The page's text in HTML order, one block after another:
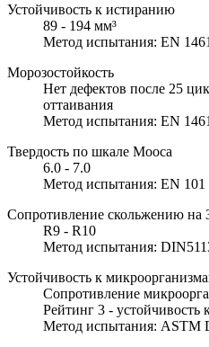
Устойчивость к истиранию
89 - 194 мм³
Метод испытания: EN
Морозостойкость
Нет дефектов после 25
оттаивания
Метод испытания: EN
Твердость по шкале Мооса
6.0 - 7.0
Метод испытания: EN 101
Сопротивление скольжению на
R9 - R10
Метод испытания:
Устойчивость к
Сопротивление
Рейтинг 3 - устойчивость
Метод испытания: ASTM